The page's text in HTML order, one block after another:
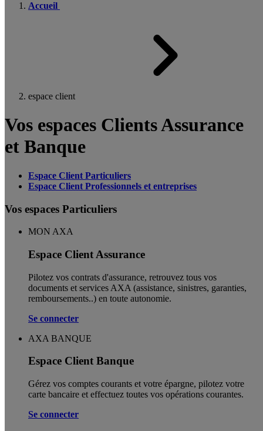
Accueil
espace client
Vos espaces Clients Assurance
et Banque
Espace Client Particuliers
Espace Client Professionnels et entreprises
Vos espaces Particuliers
MON AXA
Espace Client Assurance
Pilotez vos contrats d'assurance, retrouvez tous vos
documents et services AXA (assistance, sinistres, garanties,
remboursements..) en toute autonomie. ​
Se connecter
AXA BANQUE
Espace Client Banque
Gérez vos comptes courants et votre épargne, pilotez votre
carte bancaire et effectuez toutes vos opérations courantes.
Se connecter